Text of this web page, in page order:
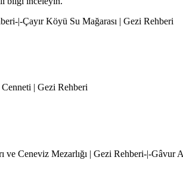
|-Çayır Köyü Su Mağarası | Gezi Rehberi
| Gezi Rehberi
Ceneviz Mezarlığı | Gezi Rehberi-|-Gâvur